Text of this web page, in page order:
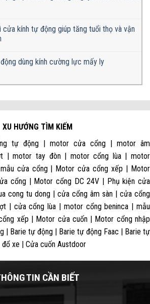
cửa kính tự động giúp tăng tuổi thọ và vận
dùng kính cường lực mấy ly
XU HƯỚNG TÌM KIẾM
tự động | motor cửa cổng | motor âm
| motor tay đòn | motor cổng lùa | motor
cửa cổng | Motor cửa cổng xếp | Motor
cổng | Motor cổng DC 24V | Phụ kiện cửa
cong tu dong | cửa cổng âm sàn | cửa cổng
| cửa cổng lùa | motor cổng beninca | mẫu
xếp | Motor cửa cuốn | Motor cổng nhập
| Barie tự động | Barie tự động Faac | Barie tự
xe | Cửa cuốn Austdoor
TIN CẦN BIẾT